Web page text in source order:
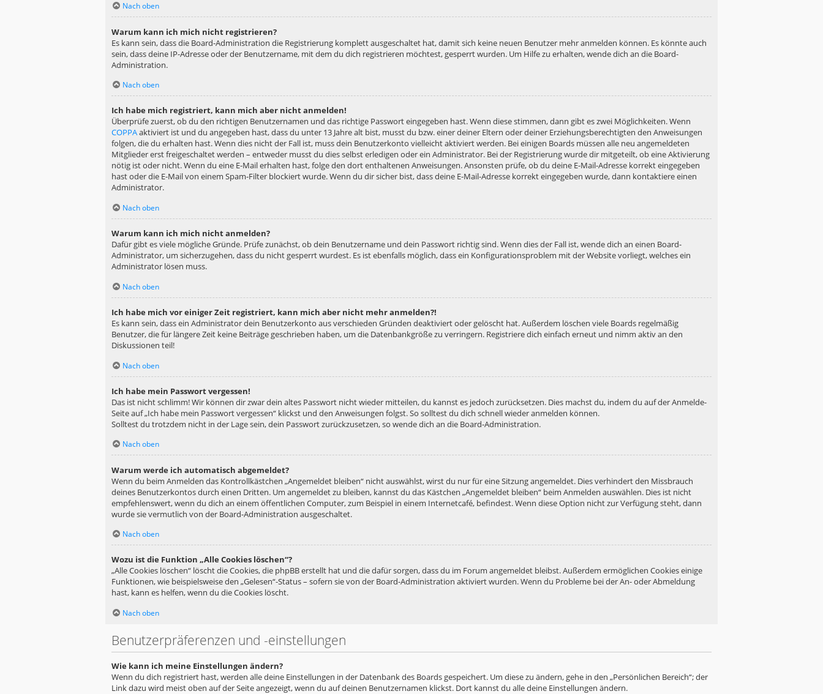
Nach oben
Warum kann ich mich nicht registrieren?
Es kann sein, dass die Board-Administration die Registrierung komplett ausgeschaltet hat, damit sich keine neuen Benutzer mehr anmelden können. Es könnte auch
sein, dass deine IP-Adresse oder der Benutzername, mit dem du dich registrieren möchtest, gesperrt wurden. Um Hilfe zu erhalten, wende dich an die Board-
Administration.
Nach oben
Ich habe mich registriert, kann mich aber nicht anmelden!
Überprüfe zuerst, ob du den richtigen Benutzernamen und das richtige Passwort eingegeben hast. Wenn diese stimmen, dann gibt es zwei Möglichkeiten. Wenn
COPPAaktiviert ist und du angegeben hast, dass du unter 13 Jahre alt bist, musst du bzw. einer deiner Eltern oder deiner Erziehungsberechtigten den Anweisungen
folgen, die du erhalten hast. Wenn dies nicht der Fall ist, muss dein Benutzerkonto vielleicht aktiviert werden. Bei einigen Boards müssen alle neu angemeldeten
Mitglieder erst freigeschaltet werden – entweder musst du dies selbst erledigen oder ein Administrator. Bei der Registrierung wurde dir mitgeteilt, ob eine Aktivierung
nötig ist oder nicht. Wenn du eine E-Mail erhalten hast, folge den dort enthaltenen Anweisungen. Ansonsten prüfe, ob du deine E-Mail-Adresse korrekt eingegeben
hast oder die E-Mail von einem Spam-Filter blockiert wurde. Wenn du dir sicher bist, dass deine E-Mail-Adresse korrekt eingegeben wurde, dann kontaktiere einen
Administrator.
Nach oben
Warum kann ich mich nicht anmelden?
Dafür gibt es viele mögliche Gründe. Prüfe zunächst, ob dein Benutzername und dein Passwort richtig sind. Wenn dies der Fall ist, wende dich an einen Board-
Administrator, um sicherzugehen, dass du nicht gesperrt wurdest. Es ist ebenfalls möglich, dass ein Konfigurationsproblem mit der Website vorliegt, welches ein
Administrator lösen muss.
Nach oben
Ich habe mich vor einiger Zeit registriert, kann mich aber nicht mehr anmelden?!
Es kann sein, dass ein Administrator dein Benutzerkonto aus verschieden Gründen deaktiviert oder gelöscht hat. Außerdem löschen viele Boards regelmäßig
Benutzer, die für längere Zeit keine Beiträge geschrieben haben, um die Datenbankgröße zu verringern. Registriere dich einfach erneut und nimm aktiv an den
Diskussionen teil!
Nach oben
Ich habe mein Passwort vergessen!
Das ist nicht schlimm! Wir können dir zwar dein altes Passwort nicht wieder mitteilen, du kannst es jedoch zurücksetzen. Dies machst du, indem du auf der Anmelde-
Seite auf „Ich habe mein Passwort vergessen“ klickst und den Anweisungen folgst. So solltest du dich schnell wieder anmelden können.
Solltest du trotzdem nicht in der Lage sein, dein Passwort zurückzusetzen, so wende dich an die Board-Administration.
Nach oben
Warum werde ich automatisch abgemeldet?
Wenn du beim Anmelden das Kontrollkästchen „Angemeldet bleiben“ nicht auswählst, wirst du nur für eine Sitzung angemeldet. Dies verhindert den Missbrauch
deines Benutzerkontos durch einen Dritten. Um angemeldet zu bleiben, kannst du das Kästchen „Angemeldet bleiben“ beim Anmelden auswählen. Dies ist nicht
empfehlenswert, wenn du dich an einem öffentlichen Computer, zum Beispiel in einem Internetcafé, befindest. Wenn diese Option nicht zur Verfügung steht, dann
wurde sie vermutlich von der Board-Administration ausgeschaltet.
Nach oben
Wozu ist die Funktion „Alle Cookies löschen“?
„Alle Cookies löschen“ löscht die Cookies, die phpBB erstellt hat und die dafür sorgen, dass du im Forum angemeldet bleibst. Außerdem ermöglichen Cookies einige
Funktionen, wie beispielsweise den „Gelesen“-Status – sofern sie von der Board-Administration aktiviert wurden. Wenn du Probleme bei der An- oder Abmeldung
hast, kann es helfen, wenn du die Cookies löscht.
Nach oben
Benutzerpräferenzen und -einstellungen
Wie kann ich meine Einstellungen ändern?
Wenn du dich registriert hast, werden alle deine Einstellungen in der Datenbank des Boards gespeichert. Um diese zu ändern, gehe in den „Persönlichen Bereich“; der
Link dazu wird meist oben auf der Seite angezeigt, wenn du auf deinen Benutzernamen klickst. Dort kannst du alle deine Einstellungen ändern.